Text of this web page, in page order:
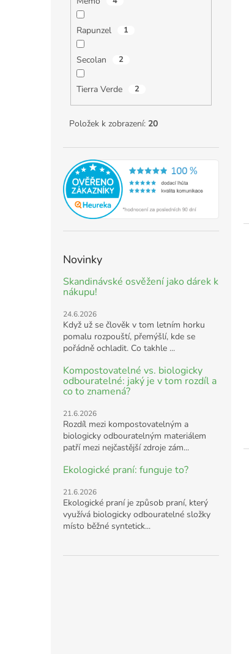
Rapunzel 1
Secolan 2
Tierra Verde 2
Položek k zobrazení: 20
Novinky
Skandinávské osvěžení jako dárek k
nákupu!
24.6.2026
Když už se člověk v tom letním horku
pomalu rozpouští, přemýšlí, kde se
pořádně ochladit. Co takhle ...
Kompostovatelné vs. biologicky
odbouratelné: jaký je v tom rozdíl a
co to znamená?
21.6.2026
Rozdíl mezi kompostovatelným a
biologicky odbouratelným materiálem
patří mezi nejčastější zdroje zám...
Ekologické praní: funguje to?
21.6.2026
Ekologické praní je způsob praní, který
využívá biologicky odbouratelné složky
místo běžné syntetick...